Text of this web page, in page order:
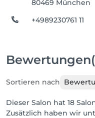
80469 München
+4989230761 11
Bewertungen
Sortieren nach
Dieser Salon hat 18
Zusätzlich haben wir